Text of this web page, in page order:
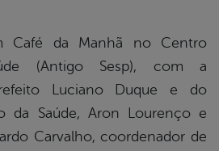
Café da Manhã no Centro
(Antigo Sesp), com a
Luciano Duque e do
da Saúde, Aron Lourenço e
Carvalho, coordenador de